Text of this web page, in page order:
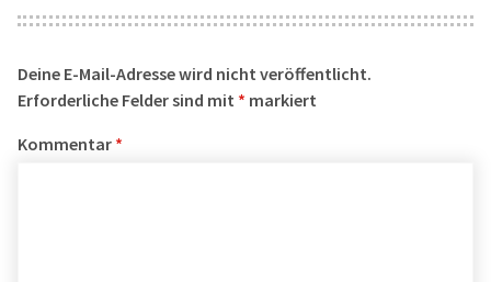
Deine E-Mail-Adresse wird nicht veröffentlicht.
Erforderliche Felder sind mit * markiert
Kommentar *